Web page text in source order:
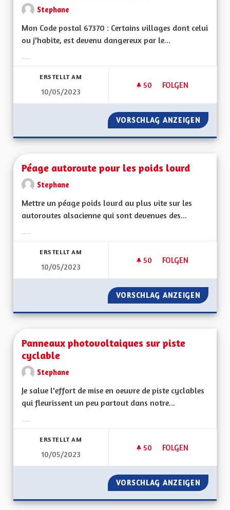
Stephane
Mon Code postal 67370 : Certains villages dont celui
ou j'habite, est devenu dangereux par le...
ERSTELLT AM
10/05/2023
50 50 FOLLOWER
FOLGEN
INSTALLER DES
VORSCHLAG ANZEIGEN
Péage autoroute pour les poids lourd
Stephane
Mettre un péage poids lourd au plus vite sur les
autoroutes alsacienne qui sont devenues des...
ERSTELLT AM
10/05/2023
50 50 FOLLOWER
FOLGEN
PÉAGE
VORSCHLAG ANZEIGEN
Panneaux photovoltaiques sur piste
cyclable
Stephane
Je salue l'effort de mise en oeuvre de piste cyclables
qui fleurissent un peu partout dans notre...
ERSTELLT AM
10/05/2023
50 50 FOLLOWER
FOLGEN
PANNEAUX
VORSCHLAG ANZEIGEN